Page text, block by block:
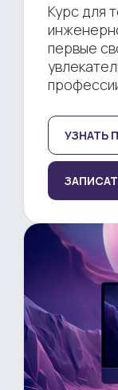
Курс для
первые
УЗНАТЬ